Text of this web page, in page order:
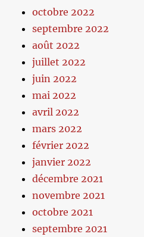
octobre 2022
septembre 2022
août 2022
juillet 2022
juin 2022
mai 2022
avril 2022
mars 2022
février 2022
janvier 2022
décembre 2021
novembre 2021
octobre 2021
septembre 2021